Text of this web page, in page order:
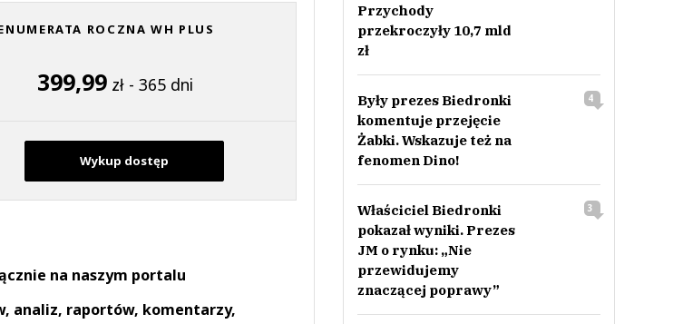
ROCZNA WH PLUS
399,99 zł - 365 dni
Wykup dostęp
na naszym portalu
analiz, raportów, komentarzy,
Przychody
przekroczyły 10,7 mld
zł
Były prezes Biedronki
komentuje przejęcie
Żabki. Wskazuje też na
fenomen Dino!
4
Właściciel Biedronki
pokazał wyniki. Prezes
JM o rynku: „Nie
przewidujemy
znaczącej poprawy”
3